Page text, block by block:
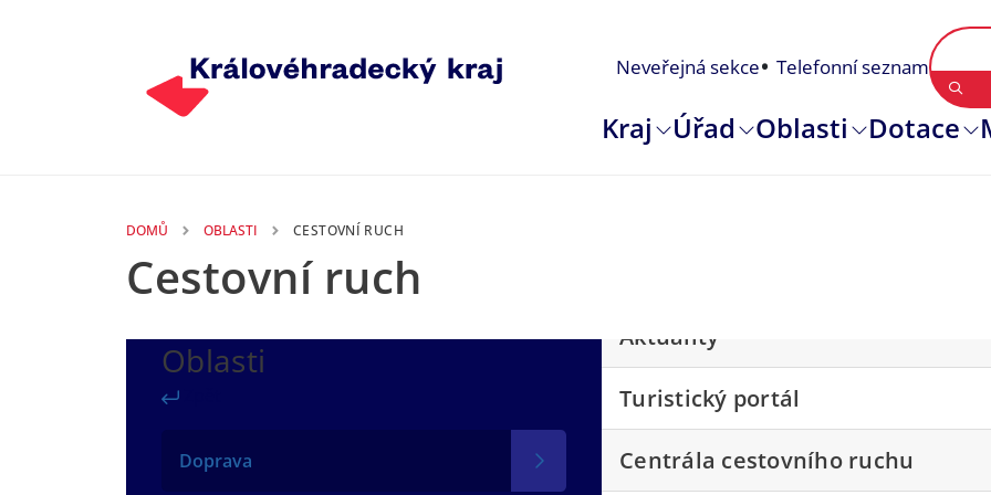
Neveřejná sekce Telefonní seznam
Kraj Úřad Oblasti Dotace
DOMŮ OBLASTI CESTOVNÍ RUCH
Cestovní ruch
Oblasti
Doprava
Aktuality
Turistický portál
Centrála cestovního ruchu